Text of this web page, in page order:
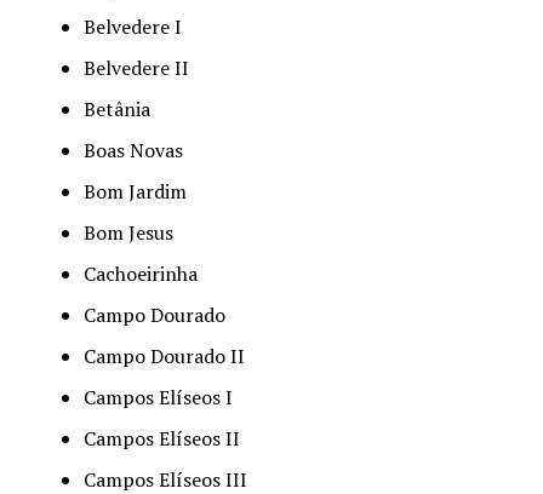
Belvedere I
Belvedere II
Betânia
Boas Novas
Bom Jardim
Bom Jesus
Cachoeirinha
Campo Dourado
Campo Dourado II
Campos Elíseos I
Campos Elíseos II
Campos Elíseos III